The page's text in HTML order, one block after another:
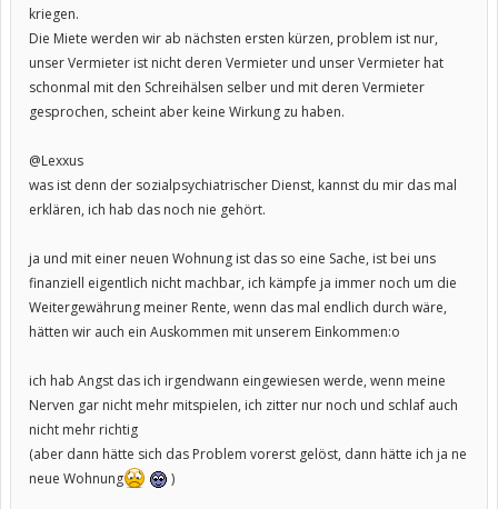
kriegen.
Die Miete werden wir ab nächsten ersten kürzen, problem ist nur,
unser Vermieter ist nicht deren Vermieter und unser Vermieter hat
schonmal mit den Schreihälsen selber und mit deren Vermieter
gesprochen, scheint aber keine Wirkung zu haben.
@Lexxus
was ist denn der sozialpsychiatrischer Dienst, kannst du mir das mal
erklären, ich hab das noch nie gehört.
ja und mit einer neuen Wohnung ist das so eine Sache, ist bei uns
finanziell eigentlich nicht machbar, ich kämpfe ja immer noch um die
Weitergewährung meiner Rente, wenn das mal endlich durch wäre,
hätten wir auch ein Auskommen mit unserem Einkommen:o
ich hab Angst das ich irgendwann eingewiesen werde, wenn meine
Nerven gar nicht mehr mitspielen, ich zitter nur noch und schlaf auch
nicht mehr richtig
(aber dann hätte sich das Problem vorerst gelöst, dann hätte ich ja ne
neue Wohnung
)